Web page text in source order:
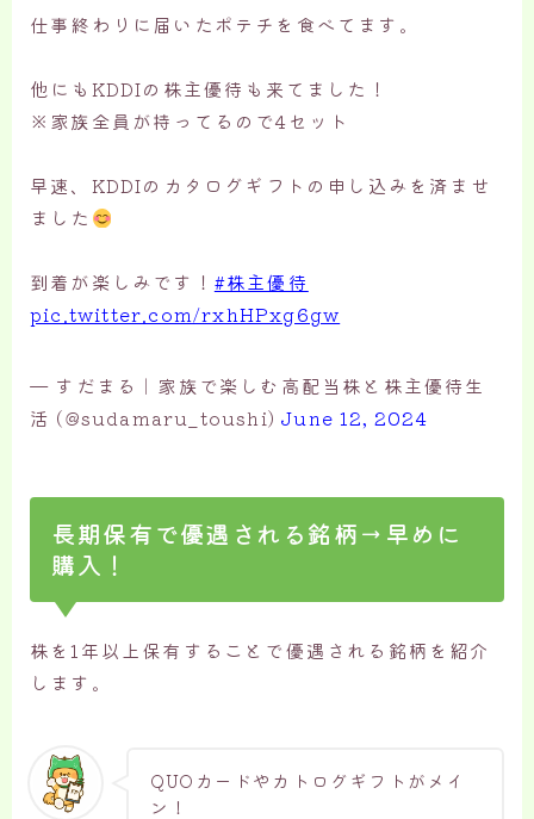
仕事終わりに届いたポテチを食べてます。
他にもKDDIの株主優待も来てました！
※家族全員が持ってるので4セット
早速、KDDIのカタログギフトの申し込みを済ませ
ました
到着が楽しみです！ #株主優待
pic.twitter.com/rxhHPxg6gw
— すだまる｜家族で楽しむ高配当株と株主優待生
活 (@sudamaru_toushi)June 12, 2024
長期保有で優遇される銘柄→早めに
購入！
株を1年以上保有することで優遇される銘柄を紹介
します。
QUOカードやカトログギフトがメイ
ン！